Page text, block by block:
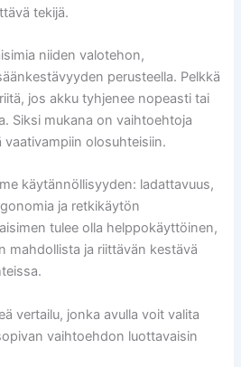
tekijä.
niiden valotehon,
perusteella. Pelkkä
jos akku tyhjenee nopeasti tai
Siksi mukana on vaihtoehtoja
olosuhteisiin.
käytännöllisyyden: ladattavuus,
ja retkikäytön
tulee olla helppokäyttöinen,
mahdollista ja riittävän kestävä
vertailu, jonka avulla voit valita
vaihtoehdon luottavaisin